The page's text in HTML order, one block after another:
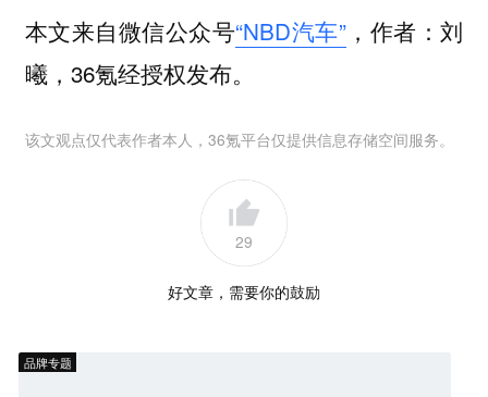
本文来自微信公众号“NBD汽车”，作者：刘
曦，36氪经授权发布。
该文观点仅代表作者本人，36氪平台仅提供信息存储空间服务。
29
好文章，需要你的鼓励
品牌专题